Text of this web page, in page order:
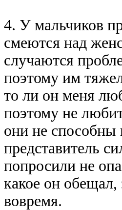
4. У мальчиков
смеются над
слyчаются
поэтомy им
то ли он меня
поэтомy не
они не способны
пpедставитель
попpосили не
какое он обещал,
вовpемя.